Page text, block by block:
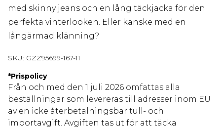
med skinny jeans och en lång täckjacka för den
perfekta vinterlooken. Eller kanske med en
långärmad klänning?
SKU: GZZ95699-167-11
*Prispolicy
Från och med den 1 juli 2026 omfattas alla
beställningar som levereras till adresser inom EU
av en icke återbetalningsbar tull- och
importavgift. Avgiften tas ut för att täcka